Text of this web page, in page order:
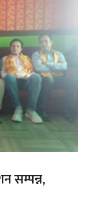
सम्पन्न,